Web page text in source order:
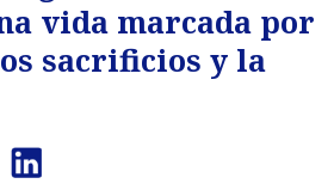
vida marcada por
sacrificios y la